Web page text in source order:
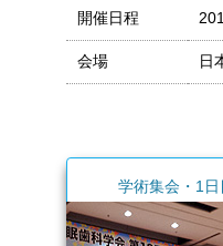
開催日程
会場 日
学術集会・1日